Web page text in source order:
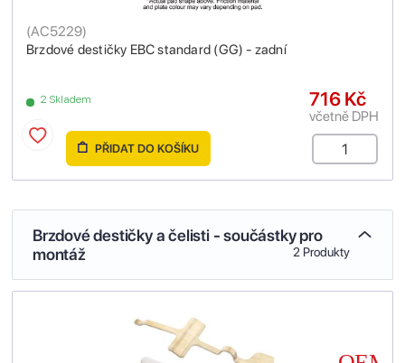
Brzdové destičky EBC standard (GG) - zadní
(AC5229)
2 Skladem 716 Kč
včetně DPH
PŘIDAT DO KOŠÍKU
Brzdové destičky a čelisti - součástky pro
montáž
2 Produkty